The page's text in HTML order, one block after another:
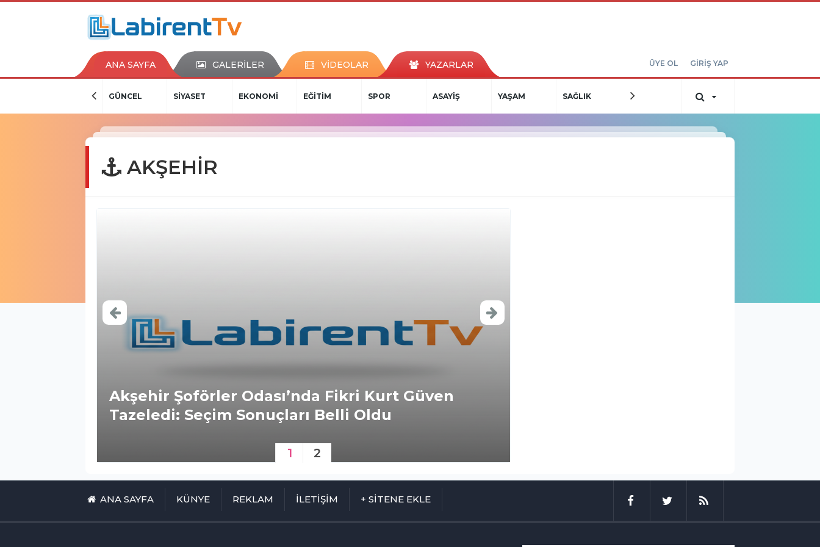
ANA SAYFA GALERİLER VİDEOLAR YAZARLAR ÜYE OL GİRİŞ YAP
GÜNCEL SİYASET EKONOMİ EĞİTİM SPOR ASAYİŞ YAŞAM SAĞLIK MEDYA YEREL
AKŞEHİR
Akşehir Şoförler Odası’nda Fikri Kurt Güven
Tazeledi: Seçim Sonuçları Belli Oldu
1 2
ANA SAYFA KÜNYE REKLAM İLETİŞİM + SİTENE EKLE